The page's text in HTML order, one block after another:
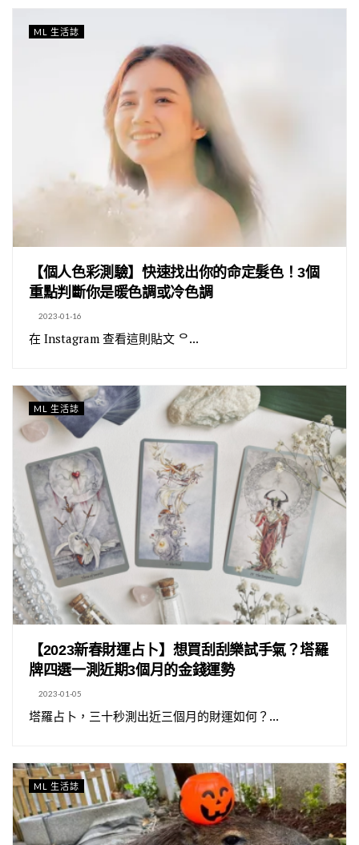
ML 生活誌
【個人色彩測驗】快速找出你的命定髮色！3個
重點判斷你是暖色調或冷色調
2023-01-16
在 Instagram 查看這則貼文 ᄋ...
ML 生活誌
【2023新春財運占卜】想買刮刮樂試手氣？塔羅
牌四選一測近期3個月的金錢運勢
2023-01-05
塔羅占卜，三十秒測出近三個月的財運如何？...
ML 生活誌